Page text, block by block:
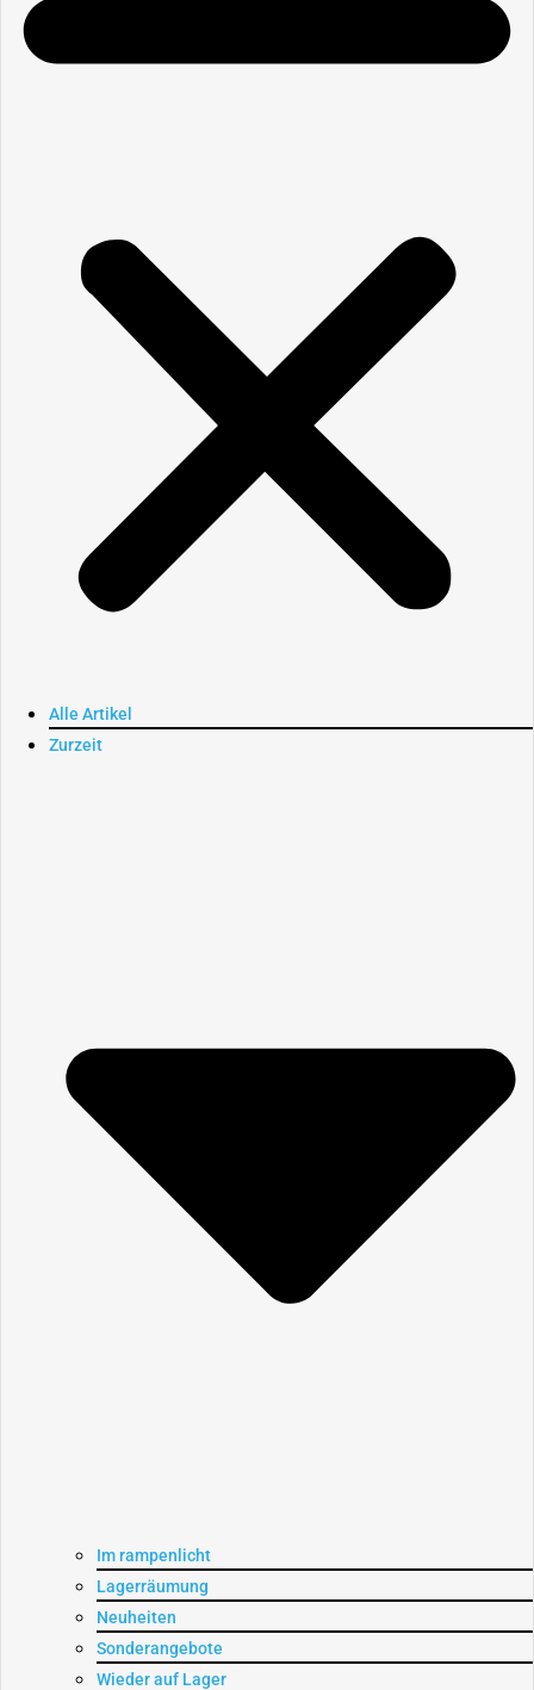
Alle Artikel
Zurzeit
Im rampenlicht
Lagerräumung
Neuheiten
Sonderangebote
Wieder auf Lager